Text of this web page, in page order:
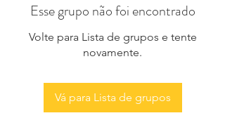
Esse grupo não foi encontrado
Volte para Lista de grupos e tente
novamente.
Vá para Lista de grupos